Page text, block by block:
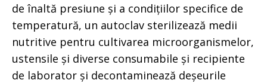
de înaltă presiune și a condițiilor specifice de
temperatură, un autoclav sterilizează medii
nutritive pentru cultivarea microorganismelor,
ustensile și diverse consumabile și recipiente
de laborator și decontaminează deșeurile